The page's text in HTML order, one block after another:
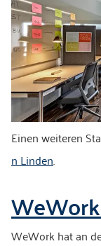
Einen weiteren
n Linden.
WeWork hat an